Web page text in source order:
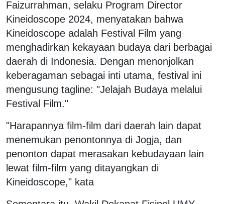
Faizurrahman, selaku Program Director
Kineidoscope 2024, menyatakan bahwa
Kineidoscope adalah Festival Film yang
menghadirkan kekayaan budaya dari berbagai
daerah di Indonesia. Dengan menonjolkan
keberagaman sebagai inti utama, festival ini
mengusung tagline: "Jelajah Budaya melalui
Festival Film."
"Harapannya film-film dari daerah lain dapat
menemukan penontonnya di Jogja, dan
penonton dapat merasakan kebudayaan lain
lewat film-film yang ditayangkan di
Kineidoscope," kata